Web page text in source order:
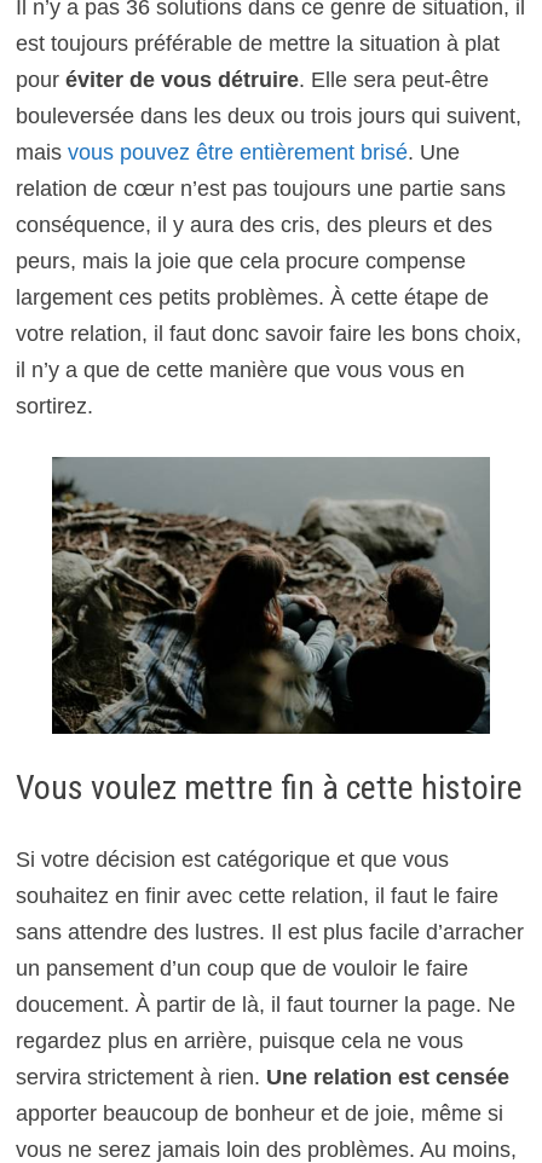
Il n’y a pas 36 solutions dans ce genre de situation, il
est toujours préférable de mettre la situation à plat
pour éviter de vous détruire. Elle sera peut-être
bouleversée dans les deux ou trois jours qui suivent,
mais vous pouvez être entièrement brisé. Une
relation de cœur n’est pas toujours une partie sans
conséquence, il y aura des cris, des pleurs et des
peurs, mais la joie que cela procure compense
largement ces petits problèmes. À cette étape de
votre relation, il faut donc savoir faire les bons choix,
il n’y a que de cette manière que vous vous en
sortirez.
Vous voulez mettre fin à cette histoire
Si votre décision est catégorique et que vous
souhaitez en finir avec cette relation, il faut le faire
sans attendre des lustres. Il est plus facile d’arracher
un pansement d’un coup que de vouloir le faire
doucement. À partir de là, il faut tourner la page. Ne
regardez plus en arrière, puisque cela ne vous
servira strictement à rien. Une relation est censée
apporter beaucoup de bonheur et de joie, même si
vous ne serez jamais loin des problèmes. Au moins,